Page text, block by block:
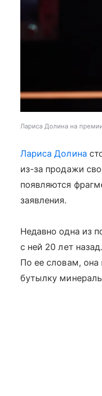
Лариса Долина на
Лариса Долина
из-за продажи
появляются
заявления.
Недавно одна из
с ней 20 лет
По ее словам, она
бутылку